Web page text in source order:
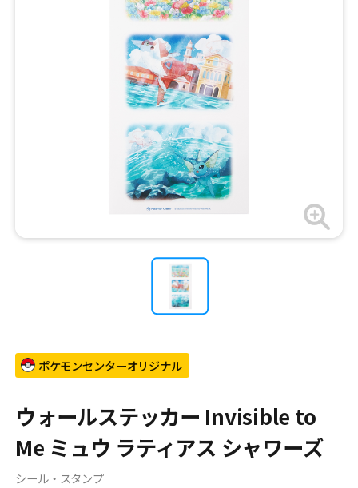
ポケモンセンターオリジナル
ウォールステッカー Invisible to
Me ミュウ ラティアス シャワーズ
シール・スタンプ